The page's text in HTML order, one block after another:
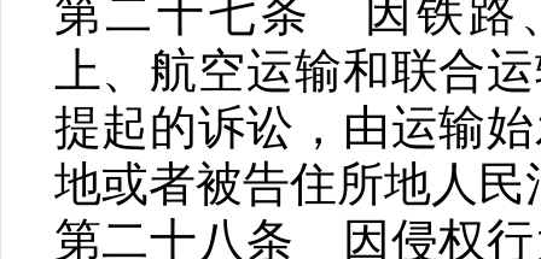
第二十七条 因铁路
上、航空运输和联合
提起的诉讼，由运输
地或者被告住所地人民
第二十八条 因侵权行